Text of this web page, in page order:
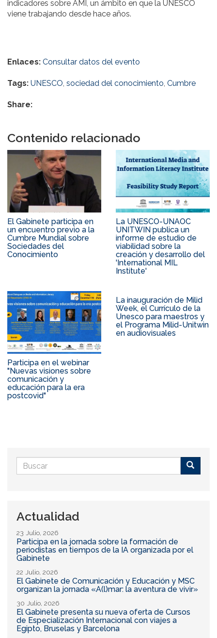
indicadores sobre AMI, un ámbito en que la UNESCO
viene trabajando desde hace años.
Enlaces: Consultar datos del evento
Tags: UNESCO, sociedad del conocimiento, Cumbre
Share:
Contenido relacionado
El Gabinete participa en
un encuentro previo a la
Cumbre Mundial sobre
Sociedades del
Conocimiento
La UNESCO-UNAOC
UNITWIN publica un
informe de estudio de
viabilidad sobre la
creación y desarrollo del
'International MIL
Institute'
Participa en el webinar
"Nuevas visiones sobre
comunicación y
educación para la era
postcovid"
La inauguración de Milid
Week, el Currículo de la
Unesco para maestros y
el Programa Milid-Unitwin
en audiovisuales
Formulario
de
Actualidad
23 Julio, 2026
Participa en la jornada sobre la formación de
periodistas en tiempos de la IA organizada por el
Gabinete
22 Julio, 2026
El Gabinete de Comunicación y Educación y MSC
organizan la jornada «A(l)mar: la aventura de vivir»
30 Julio, 2026
El Gabinete presenta su nueva oferta de Cursos
de Especialización Internacional con viajes a
Egipto, Bruselas y Barcelona